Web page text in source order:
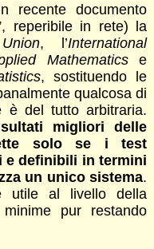
recente documento
reperibile in rete) la
Union, l’International
Mathematicse
, sostituendo le
qualcosa di
è del tutto arbitraria.
migliori delle
solo se i test
e definibili in termini
un unico sistema.
utile al livello della
minime pur restando